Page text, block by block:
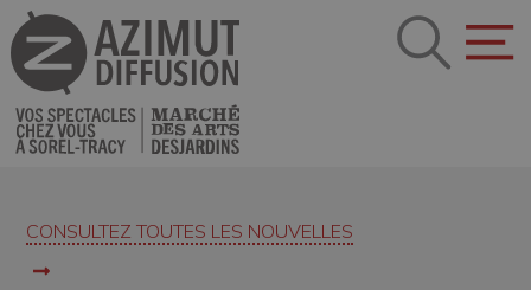
CONSULTEZ TOUTES LES NOUVELLES